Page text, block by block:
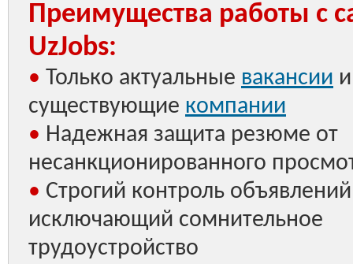
Преимущества работы с
UzJobs:
• Только актуальные вакансии
существующие компании
• Надежная защита резюме от
несанкционированного
• Строгий контроль
исключающий сомнительное
трудоустройство